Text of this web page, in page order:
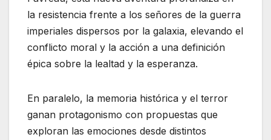
la resistencia frente a los señores de la guerra
imperiales dispersos por la galaxia, elevando el
conflicto moral y la acción a una definición
épica sobre la lealtad y la esperanza.
En paralelo, la memoria histórica y el terror
ganan protagonismo con propuestas que
exploran las emociones desde distintos